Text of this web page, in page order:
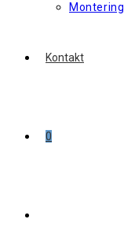
Kontakt
0